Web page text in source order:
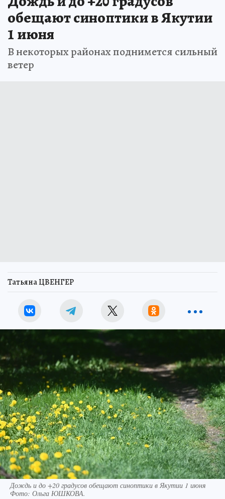
обещают синоптики в Якутии
1 июня
В некоторых районах поднимется сильный
ветер
Татьяна ЦВЕНГЕР
Дождь и до +20 градусов обещают синоптики в Якутии 1 июня
Фото: Ольга ЮШКОВА.